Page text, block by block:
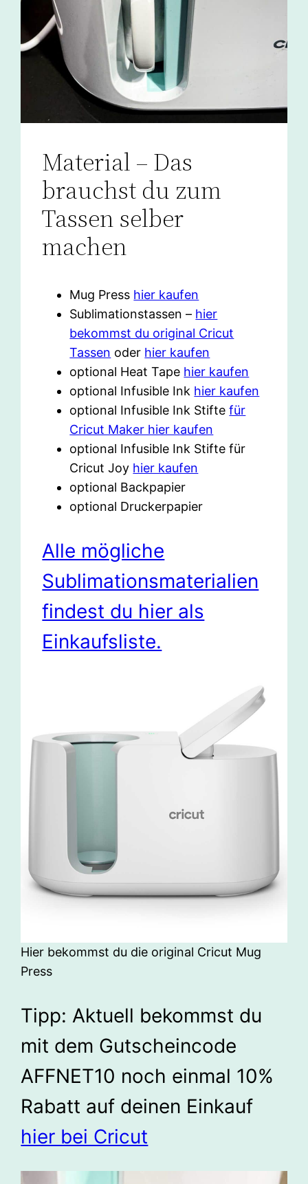
Material – Das
brauchst du zum
Tassen selber
machen
Mug Press hier kaufen
Sublimationstassen – hier
bekommst du original Cricut
Tassen oder hier kaufen
optional Heat Tape hier kaufen
optional Infusible Ink hier kaufen
optional Infusible Ink Stiftefür
Cricut Maker hier kaufen
optional Infusible Ink Stifte für
Cricut Joy hier kaufen
optional Backpapier
optional Druckerpapier
Alle mögliche
Sublimationsmaterialien
findest du hier als
Einkaufsliste.
Hier bekommst du die original Cricut Mug
Press
Tipp: Aktuell bekommst du
mit dem Gutscheincode
AFFNET10 noch einmal 10%
Rabatt auf deinen Einkauf
hier bei Cricut